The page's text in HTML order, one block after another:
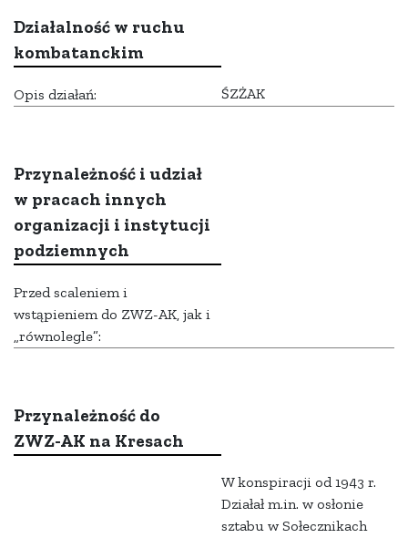
Działalność w ruchu
kombatanckim
Opis działań: ŚZŻAK
Przynależność i udział
w pracach innych
organizacji i instytucji
podziemnych
Przed scaleniem i
wstąpieniem do ZWZ-AK, jak i
„równolegle”:
Przynależność do
ZWZ-AK na Kresach
W konspiracji od 1943 r.
Działał m.in. w osłonie
sztabu w Sołecznikach